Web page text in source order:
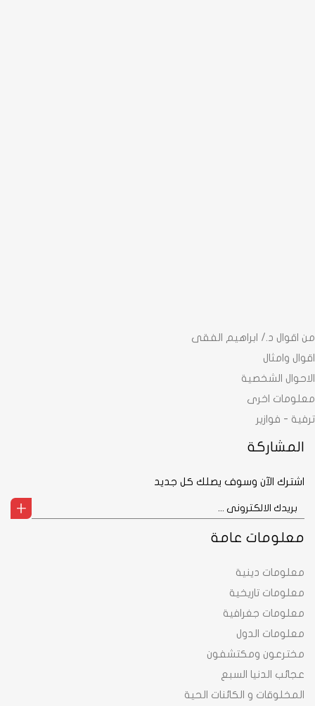
معلومات عامة
معلومات دينية
معلومات تاريخية
معلومات جغرافية
معلومات الدول
مخترعون ومكتشفون
عجائب الدنيا السبع
المخلوقات و الكائنات الحية
من اقوال د./ ابراهيم الفقى
اقوال وامثال
الاحوال الشخصية
معلومات اخرى
ترفية - فوازير
المشاركة
اشترك الآن وسوف يصلك كل جديد